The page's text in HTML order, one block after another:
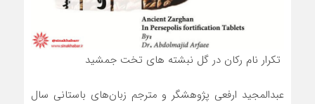
تکرار نام رکان در گل نبشته های تخت جمشید
عبدالمجید ارفعی پژوهشگر و مترجم زبان‌های باستانی سال